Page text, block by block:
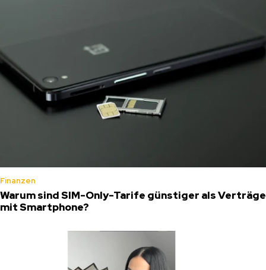
Finanzen
Warum sind SIM-Only-Tarife günstiger als Verträge
mit Smartphone?